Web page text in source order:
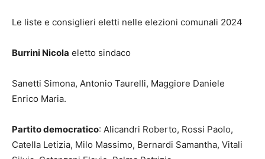
Le liste e consiglieri eletti nelle elezioni comunali 2024
Burrini Nicola eletto sindaco
Sanetti Simona, Antonio Taurelli, Maggiore Daniele
Enrico Maria.
Partito democratico: Alicandri Roberto, Rossi Paolo,
Catella Letizia, Milo Massimo, Bernardi Samantha, Vitali